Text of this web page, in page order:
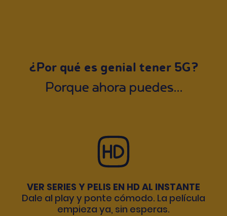
¿Por qué es genial tener 5G?
Porque ahora puedes...
VER SERIES Y PELIS EN HD AL INSTANTE
Dale al play y ponte cómodo. La película
empieza ya, sin esperas.